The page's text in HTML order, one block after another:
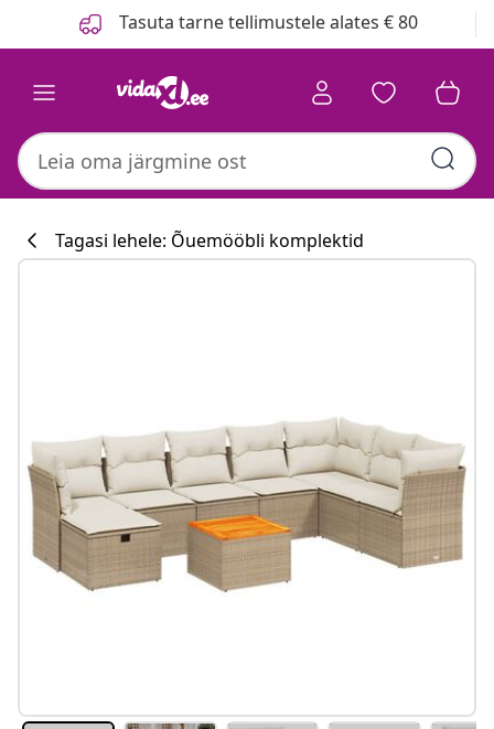
Tasuta tarne tellimustele alates € 80
Tagasi lehele: Õuemööbli komplektid